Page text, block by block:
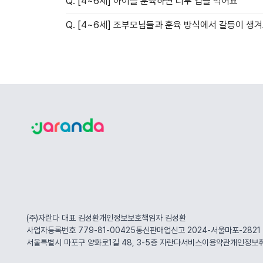
Q. [4~6세] 조부모님들과 훈육 방식에서 갈등이 생
(주)자란다 대표 김성환개인정보보호책임자 김성환
사업자등록번호 779-81-00425통신판매업신고 2024-서울마포-2821
서울특별시 마포구 양화로1길 48, 3-5층자란다서비스이용약관개인정보